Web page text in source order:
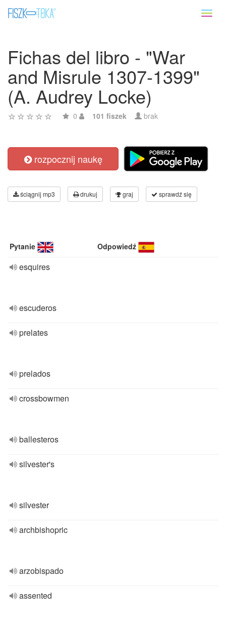
Fichas del libro - "War
and Misrule 1307-1399"
(A. Audrey Locke)
0 101 fiszek brak
rozpocznij naukę
ściągnij mp3 drukuj graj sprawdź się
Pytanie Odpowiedź
esquires
escuderos
prelates
prelados
crossbowmen
ballesteros
silvester's
silvester
archbishopric
arzobispado
assented